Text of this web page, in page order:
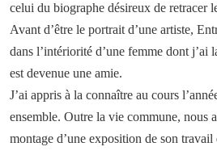
celui du biographe désireux de retracer
Avant d’être le portrait d’une artiste,
dans l’intériorité d’une femme dont j’ai
est devenue une amie.
J’ai appris à la connaître au cours
ensemble. Outre la vie commune, nous
montage d’une exposition de son